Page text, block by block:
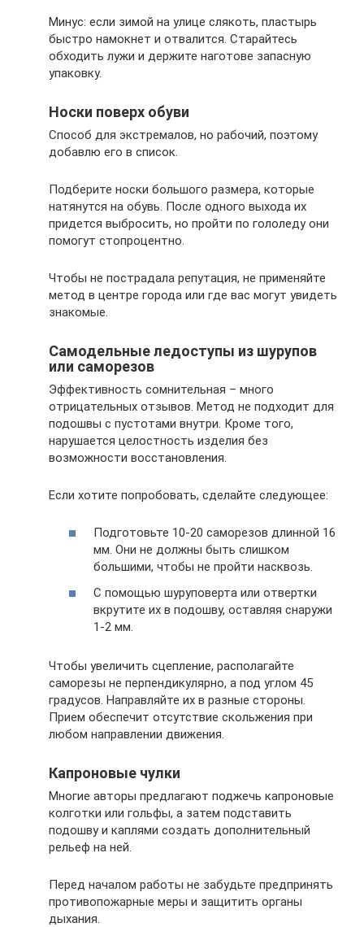
Минус: если зимой на улице слякоть, пластырь
быстро намокнет и отвалится. Старайтесь
обходить лужи и держите наготове запасную
упаковку.
Носки поверх обуви
Способ для экстремалов, но рабочий, поэтому
добавлю его в список.
Подберите носки большого размера, которые
натянутся на обувь. После одного выхода их
придется выбросить, но пройти по гололеду они
помогут стопроцентно.
Чтобы не пострадала репутация, не применяйте
метод в центре города или где вас могут увидеть
знакомые.
Самодельные ледоступы из шурупов
или саморезов
Эффективность сомнительная – много
отрицательных отзывов. Метод не подходит для
подошвы с пустотами внутри. Кроме того,
нарушается целостность изделия без
возможности восстановления.
Если хотите попробовать, сделайте следующее:
Подготовьте 10-20 саморезов длинной 16
мм. Они не должны быть слишком
большими, чтобы не пройти насквозь.
С помощью шуруповерта или отвертки
вкрутите их в подошву, оставляя снаружи
1-2 мм.
Чтобы увеличить сцепление, располагайте
саморезы не перпендикулярно, а под углом 45
градусов. Направляйте их в разные стороны.
Прием обеспечит отсутствие скольжения при
любом направлении движения.
Капроновые чулки
Многие авторы предлагают поджечь капроновые
колготки или гольфы, а затем подставить
подошву и каплями создать дополнительный
рельеф на ней.
Перед началом работы не забудьте предпринять
противопожарные меры и защитить органы
дыхания.